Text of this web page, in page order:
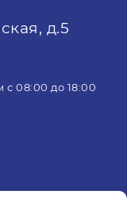
д.5
08:00 до 18:00